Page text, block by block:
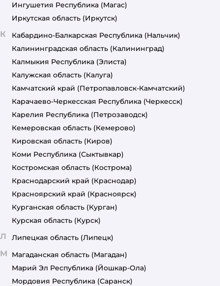
Ингушетия Республика (Магас)
Иркутская область (Иркутск)
К Кабардино-Балкарская Республика (Нальчик)
Калининградская область (Калининград)
Калмыкия Республика (Элиста)
Калужская область (Калуга)
Камчатский край (Петропавловск-Камчатский)
Карачаево-Черкесская Республика (Черкесск)
Карелия Республика (Петрозаводск)
Кемеровская область (Кемерово)
Кировская область (Киров)
Коми Республика (Сыктывкар)
Костромская область (Кострома)
Краснодарский край (Краснодар)
Красноярский край (Красноярск)
Курганская область (Курган)
Курская область (Курск)
Л Липецкая область (Липецк)
М Магаданская область (Магадан)
Марий Эл Республика (Йошкар-Ола)
Мордовия Республика (Саранск)